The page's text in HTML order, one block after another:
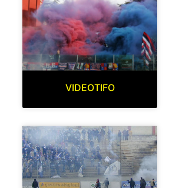
VIDEOTIFO